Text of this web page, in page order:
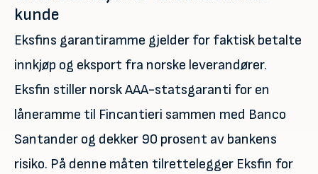
kunde
Eksfins garantiramme gjelder for faktisk betalte
innkjøp og eksport fra norske leverandører.
Eksfin stiller norsk AAA-statsgaranti for en
låneramme til Fincantieri sammen med Banco
Santander og dekker 90 prosent av bankens
risiko. På denne måten tilrettelegger Eksfin for